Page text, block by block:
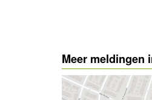
Meer meldingen